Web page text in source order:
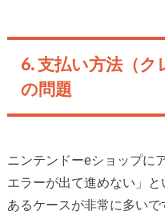
6. 支払い方法（ク
の問題
ニンテンドーeショップに
エラーが出て進めない」
あるケースが非常に多いで